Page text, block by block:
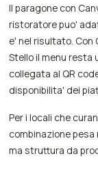
Il paragone con
ristoratore puo'
e' nel risultato. Con
Stello il menu resta
collegata al QR
disponibilita' dei
Per i locali che
combinazione
ma struttura da